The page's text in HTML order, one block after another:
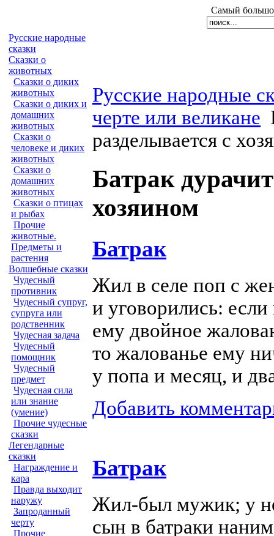
Самый
Русские народные
сказки
Сказки о
животных
Сказки о диких
животных
Сказки о диких и
домашних
животных
Сказки о
человеке и диких
животных
Сказки о
домашних
животных
Сказки о птицах
и рыбах
Прочие
животные.
Предметы и
растения
Волшебные сказки
Чудесный
противник
Чудесный супруг,
супруга или
родственник
Чудесная задача
Чудесный
помощник
Чудесный
предмет
Чудесная сила
или знание
(умение)
Прочие чудесные
сказки
Легендарные
сказки
Награждение и
кара
Правда выходит
наружу
Запроданный
черту
Прочие
Русские народные
черте или великане
разделывается с
Батрак
хозяином
Батрак
Жил в селе поп с
и уговорились: если
ему двойное
то жалованье ему
у попа и месяц, и
Добавить
Батрак
Жил-был мужик; у
сын в батраки